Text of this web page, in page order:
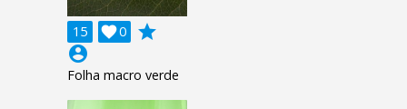
15 0

grade
account_circle
Folha macro verde